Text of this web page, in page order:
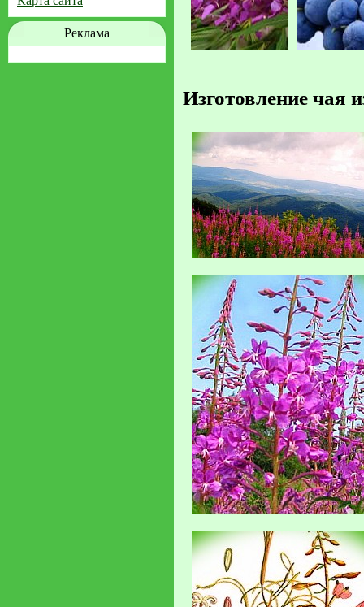
Реклама
Изготовление чая